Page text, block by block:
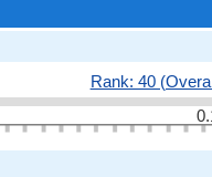
Rank: 40